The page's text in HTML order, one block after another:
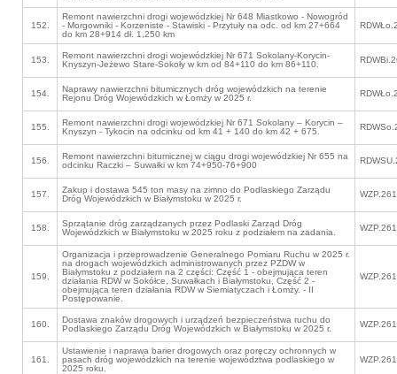
152.
Remont nawierzchni drogi wojewódzkiej Nr 648 Miastkowo - Nowogród
- Morgowniki - Korzeniste - Stawiski - Przytuły na odc. od km 27+664
do km 28+914 dł. 1,250 km
153.
Remont nawierzchni drogi wojewódzkiej Nr 671 Sokolany-Korycin-
Knyszyn-Jeżewo Stare-Sokoły w km od 84+110 do km 86+110.
154.
Naprawy nawierzchni bitumicznych dróg wojewódzkich na terenie
Rejonu Dróg Wojewódzkich w Łomży w 2025 r.
155.
Remont nawierzchni drogi wojewódzkiej Nr 671 Sokolany – Korycin –
Knyszyn - Tykocin na odcinku od km 41 + 140 do km 42 + 675.
156.
Remont nawierzchni bitumicznej w ciągu drogi wojewódzkiej Nr 655 na
odcinku Raczki – Suwałki w km 74+950-76+900
157.
Zakup i dostawa 545 ton masy na zimno do Podlaskiego Zarządu
Dróg Wojewódzkich w Białymstoku w 2025 r.
158.
Sprzątanie dróg zarządzanych przez Podlaski Zarząd Dróg
Wojewódzkich w Białymstoku w 2025 roku z podziałem na zadania.
159.
Organizacja i przeprowadzenie Generalnego Pomiaru Ruchu w 2025 r.
na drogach wojewódzkich administrowanych przez PZDW w
Białymstoku z podziałem na 2 części: Część 1 - obejmująca teren
działania RDW w Sokółce, Suwałkach i Białymstoku, Część 2 -
obejmująca teren działania RDW w Siemiatyczach i Łomży. - II
Postępowanie.
160.
Dostawa znaków drogowych i urządzeń bezpieczeństwa ruchu do
Podlaskiego Zarządu Dróg Wojewódzkich w Białymstoku w 2025 r.
161.
Ustawienie i naprawa barier drogowych oraz poręczy ochronnych w
pasach dróg wojewódzkich na terenie województwa podlaskiego w
2025 roku.